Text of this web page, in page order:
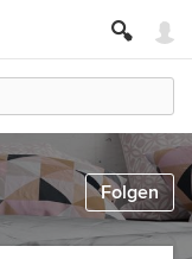
Folgen